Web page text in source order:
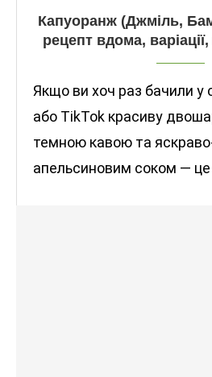
Капуоранж (Джміль,
рецепт вдома,
Якщо ви хоч раз бачили у
або TikTok красиву
темною кавою та
апельсиновим соком —